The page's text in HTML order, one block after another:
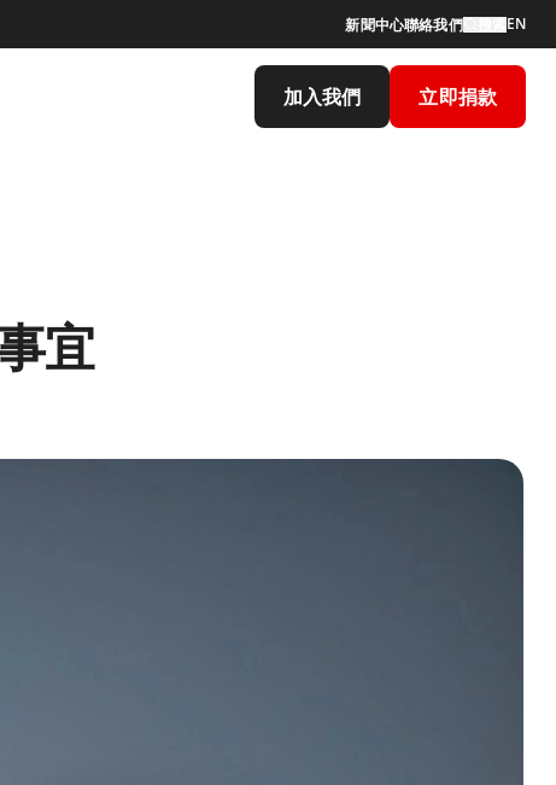
新聞中心聯絡我們 EN
加入我們 立即捐款
宜